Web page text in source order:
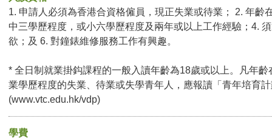
1. 申請人必須為香港合資格僱員，現正失業或待業； 2. 年齡
中三學歷程度，或小六學歷程度及兩年或以上工作經驗；4.
欲；及 6. 對鐘錶維修服務工作有興趣。
* 全日制就業掛鈎課程的一般入讀年齡為18歲或以上。凡年
業學歷程度的失業、待業或失學青年人，應報讀「青年培育
(www.vtc.edu.hk/vdp)
學費